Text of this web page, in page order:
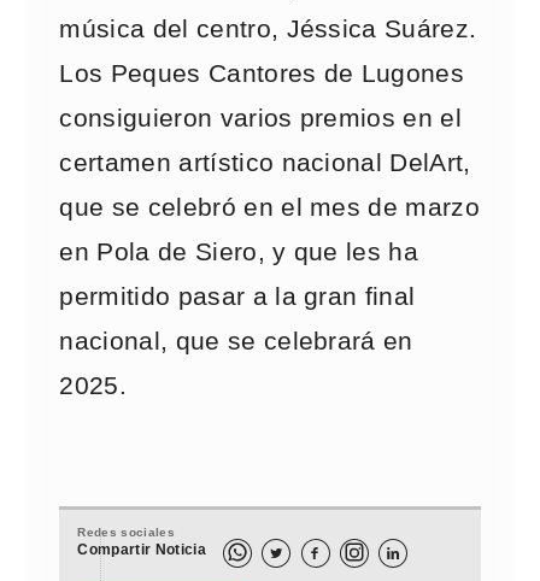
música del centro, Jéssica Suárez.
Los Peques Cantores de Lugones
consiguieron varios premios en el
certamen artístico nacional DelArt,
que se celebró en el mes de marzo
en Pola de Siero, y que les ha
permitido pasar a la gran final
nacional, que se celebrará en
2025.
Redes sociales
Compartir Noticia   